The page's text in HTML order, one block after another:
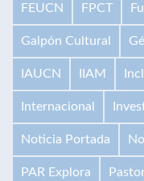
FEUCN FPCT
Galpón Cultural
IAUCN IIAM
Internacional
Noticia Portada
PAR Explora